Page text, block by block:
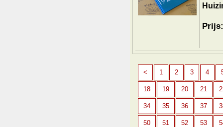
< 1 2 3 4
18 19 20 21
34 35 36 37
50 51 52 53